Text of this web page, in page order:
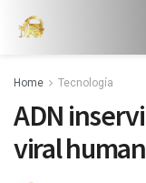
Home Tecnología
ADN
viral